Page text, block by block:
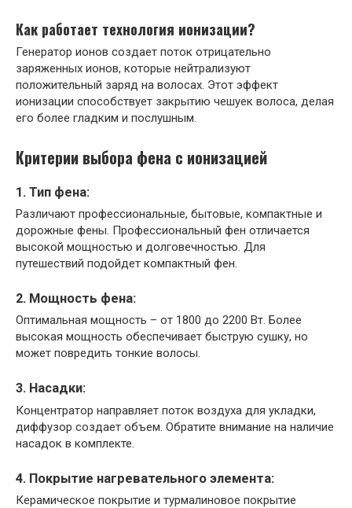
Как работает технология ионизации?
Генератор ионов создает поток отрицательно
заряженных ионов, которые нейтрализуют
положительный заряд на волосах. Этот эффект
ионизации способствует закрытию чешуек волоса, делая
его более гладким и послушным.
Критерии выбора фена с ионизацией
1. Тип фена:
Различают профессиональные, бытовые, компактные и
дорожные фены. Профессиональный фен отличается
высокой мощностью и долговечностью. Для
путешествий подойдет компактный фен.
2. Мощность фена:
Оптимальная мощность – от 1800 до 2200 Вт. Более
высокая мощность обеспечивает быструю сушку, но
может повредить тонкие волосы.
3. Насадки:
Концентратор направляет поток воздуха для укладки,
диффузор создает объем. Обратите внимание на наличие
насадок в комплекте.
4. Покрытие нагревательного элемента:
Керамическое покрытие и турмалиновое покрытие